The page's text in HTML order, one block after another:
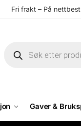
Fri frakt – På
Gaver &